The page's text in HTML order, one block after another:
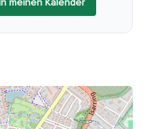
In meinen Kalender